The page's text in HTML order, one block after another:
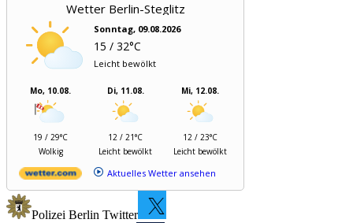
Wetter Berlin-Steglitz
Sonntag, 09.08.2026
15 / 32°C
Leicht bewölkt
Mo, 10.08.
19 / 29°C
Wolkig
Di, 11.08.
12 / 21°C
Leicht bewölkt
Mi, 12.08.
12 / 23°C
Leicht bewölkt
Aktuelles Wetter ansehen
Polizei Berlin Twitter